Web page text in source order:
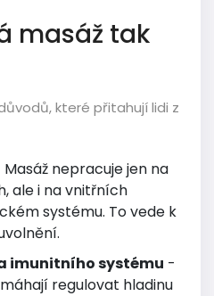
masáž tak
které přitahují lidi z
nepracuje jen na
ale i na vnitřních
systému. To vede k
imunitního systému -
regulovat hladinu